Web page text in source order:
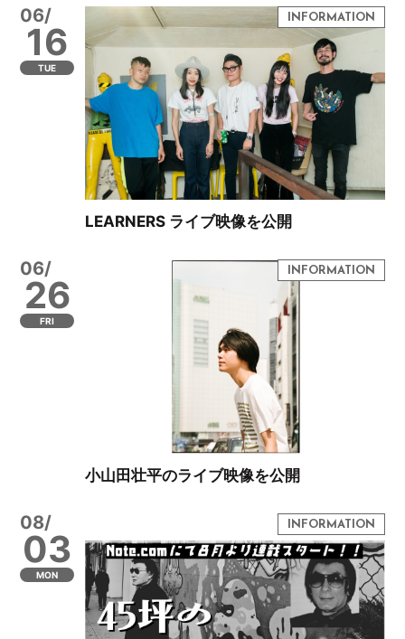
06/
16
TUE
LEARNERS ライブ映像を公開
06/
26
FRI
小山田壮平のライブ映像を公開
08/
03
MON